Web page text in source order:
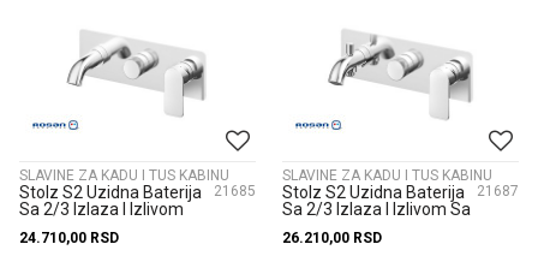
SLAVINE ZA KADU I TUS KABINU
21685
Stolz S2 Uzidna Baterija
Sa 2/3 Izlaza I Izlivom
24.710,00 RSD
SLAVINE ZA KADU I TUS KABINU
21687
Stolz S2 Uzidna Baterija
Sa 2/3 Izlaza I Izlivom Sa
26.210,00 RSD